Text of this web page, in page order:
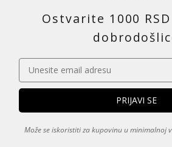
Ostvarite 1000
Može se iskoristiti za kupovinu u minimalnoj